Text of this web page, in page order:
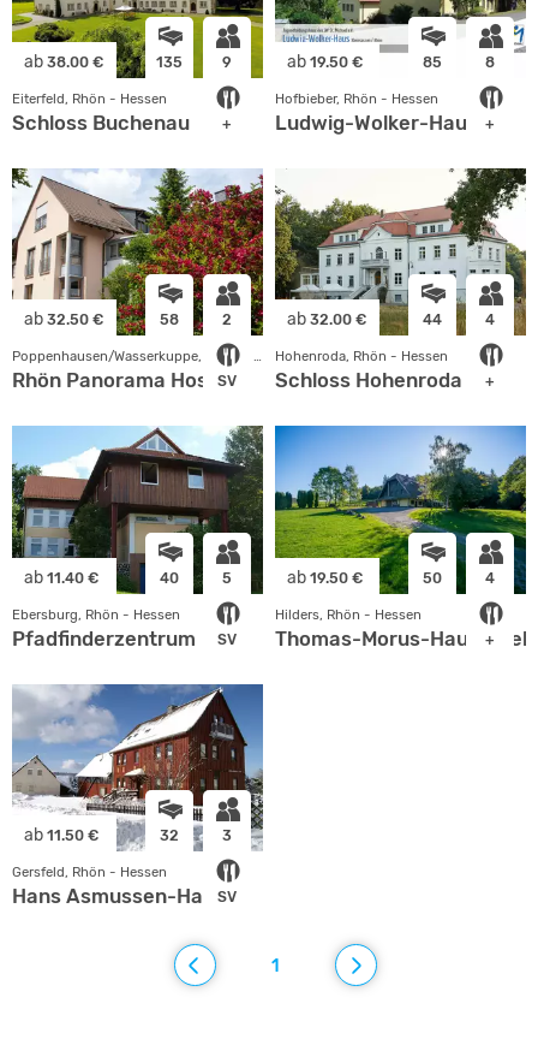
ab 38.00 € 135 9
+
Eiterfeld, Rhön - Hessen
Schloss Buchenau
ab 19.50 € 85 8
+
Hofbieber, Rhön - Hessen
Ludwig-Wolker-Haus
ab 32.50 € 58 2
SV
Poppenhausen/Wasserkuppe, Rhön - Hessen
Rhön Panorama Hostel
ab 32.00 € 44 4
+
Hohenroda, Rhön - Hessen
Schloss Hohenroda
ab 11.40 € 40 5
SV
Ebersburg, Rhön - Hessen
Pfadfinderzentrum
ab 19.50 € 50 4
+
Hilders, Rhön - Hessen
Thomas-Morus-Haus /
ab 11.50 € 32 3
SV
Gersfeld, Rhön - Hessen
Hans Asmussen-Haus
1